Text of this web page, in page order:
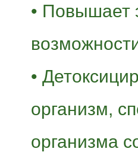
• Повышает
•
организм,
организма